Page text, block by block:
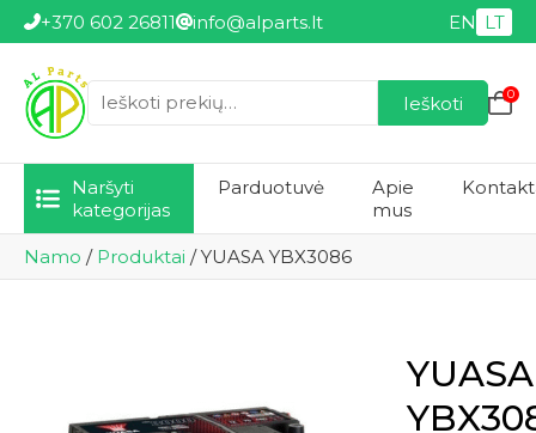
+370 602 26811 info@alparts.lt EN LT
Ieškoti: Ieškoti 0
Naršyti
kategorijas
Parduotuvė
Apie
mus
Namo / Produktai /YUASA YBX3086
YUASA